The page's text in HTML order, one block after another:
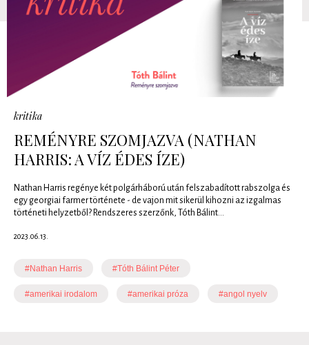
kritika
REMÉNYRE SZOMJAZVA (NATHAN
HARRIS: A VÍZ ÉDES ÍZE)
Nathan Harris regénye két polgárháború után felszabadított rabszolga és
egy georgiai farmer története - de vajon mit sikerül kihozni az izgalmas
történeti helyzetből? Rendszeres szerzőnk, Tóth Bálint...
2023.06.13.
#Nathan Harris #Tóth Bálint Péter
#amerikai irodalom #amerikai próza #angol nyelv